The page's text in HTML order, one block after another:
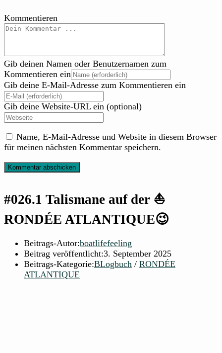
Kommentieren
Gib deinen Namen oder Benutzernamen zum
Kommentieren ein
Gib deine E-Mail-Adresse zum Kommentieren ein
Gib deine Website-URL ein (optional)
Name, E-Mail-Adresse und Website in diesem Browser
für meinen nächsten Kommentar speichern.
#026.1 Talismane auf der ⛵
RONDÉE ATLANTIQUE😉
Beitrags-Autor:boatlifefeeling
Beitrag veröffentlicht:3. September 2025
Beitrags-Kategorie:BLogbuch / RONDÉE
ATLANTIQUE